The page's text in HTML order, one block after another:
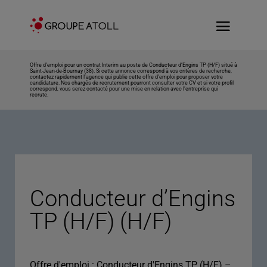
Offre d’emploi pour un contrat Interim au poste de Conducteur d’Engins TP (H/F) situé à
Saint-Jean-de-Bournay (38). Si cette annonce correspond à vos critères de recherche,
contactez rapidement l’agence qui publie cette offre d’emploi pour proposer votre
candidature. Nos chargés de recrutement pourront consulter votre CV et si votre profil
correspond, vous serez contacté pour une mise en relation avec l’entreprise qui
recrute.
Conducteur d’Engins
TP (H/F) (H/F)